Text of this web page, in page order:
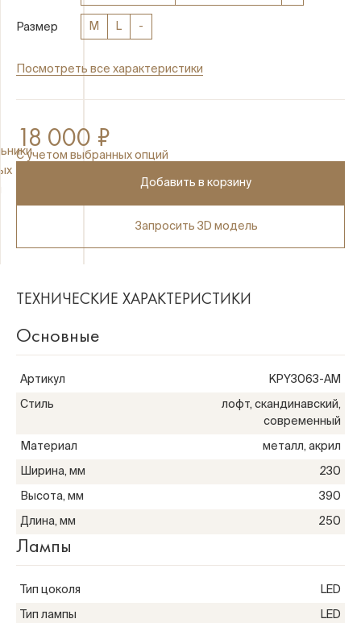
Размер M L -
Посмотреть все характеристики
18 000 ₽
C учетом выбранных опций
Добавить в корзину
Запросить 3D модель
ТЕХНИЧЕСКИЕ ХАРАКТЕРИСТИКИ
Основные
Артикул KPY3063-AM
Стиль
лофт, скандинавский,
современный
Материал металл, акрил
Ширина, мм 230
Высота, мм 390
Длина, мм 250
Лампы
Тип цоколя LED
Тип лампы LED